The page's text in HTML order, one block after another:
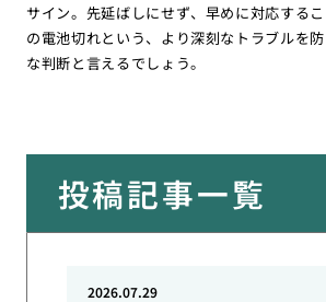
サイン。先延ばしにせず、早めに対応する
の電池切れという、より深刻なトラブルを
な判断と言えるでしょう。
投稿記事一覧
2026.07.29